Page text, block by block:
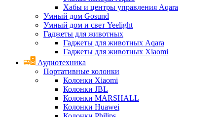
Хабы и центры управления Aqara
Умный дом Gosund
Умный дом и свет Yeelight
Гаджеты для животных
Гаджеты для животных Aqara
Гаджеты для животных Xiaomi
Аудиотехника
Портативные колонки
Колонки Xiaomi
Колонки JBL
Колонки MARSHALL
Колонки Huawei